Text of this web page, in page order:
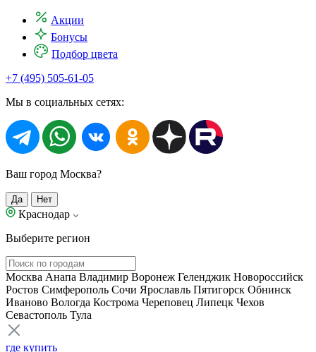
Акции
Бонусы
Подбор цвета
+7 (495) 505-61-05
Мы в социальных сетях:
Ваш город Москва?
Да Нет
Краснодар
Выберите регион
Москва Анапа Владимир Воронеж Геленджик Новороссийск
Ростов Симферополь Сочи Ярославль Пятигорск Обнинск
Иваново Вологда Кострома Череповец Липецк Чехов
Севастополь Тула
где купить